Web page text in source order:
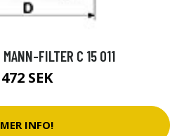
FILTER C 15 011
472 SEK
MER INFO!